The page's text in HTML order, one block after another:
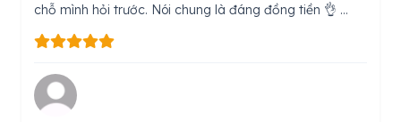
chỗ mình hỏi trước. Nói chung là đáng đồng tiền 👌 …